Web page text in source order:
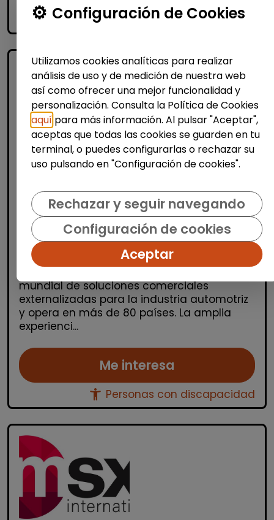
accessibility_newPersonas con discapacidad
Atención al Cliente y Comercio
Agente de ventas y soporte (Madrid)
- español, francés, alemán, sueco,
holandés o italiano
MSX Internacional| España(Madrid)
mundial de soluciones comerciales
externalizadas para la industria automotriz
y opera en más de 80 países. La amplia
experienci...
Me interesa
accessibility_new Personas con discapacidad
Configuración de Cookies
Utilizamos cookies analíticas para realizar
análisis de uso y de medición de nuestra web
así como ofrecer una mejor funcionalidad y
personalización. Consulta la Política de Cookies
aquí para más información. Al pulsar "Aceptar",
aceptas que todas las cookies se guarden en tu
terminal, o puedes configurarlas o rechazar su
uso pulsando en "Configuración de cookies".
Rechazar y seguir navegando
Configuración de cookies
Aceptar